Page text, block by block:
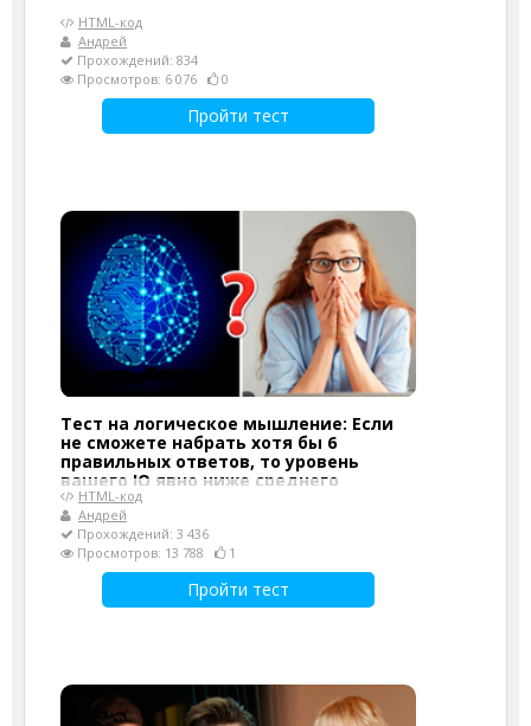
HTML-код
Андрей
Прохождений: 834
Просмотров: 6 076
0
Пройти тест
Тест на логическое мышление: Если
не сможете набрать хотя бы 6
правильных ответов, то уровень
вашего IQ явно ниже среднего
HTML-код
Андрей
Прохождений: 3 436
Просмотров: 13 788
1
Пройти тест